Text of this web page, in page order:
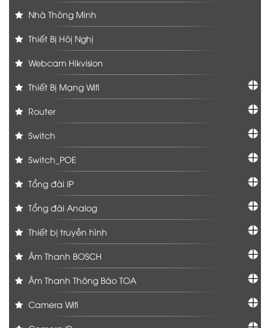
Nhà Thông Minh
Thiết Bị Hôị Nghị
Webcam Hikvision
Thiết Bị Mạng Wifi
Router
Switch
Switch_POE
Tổng đài IP
Tổng đài Analog
Thiết bị truyền hình
Âm Thanh BOSCH
Âm Thanh Thông Báo TOA
Camera Wifi